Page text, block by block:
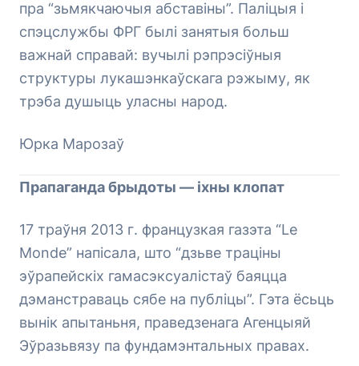
пра “зьмякчаючыя абставіны”. Паліцыя і
спэцслужбы ФРГ былі занятыя больш
важнай справай: вучылі рэпрэсіўныя
структуры лукашэнкаўскага рэжыму, як
трэба душыць уласны народ.
Юрка Марозаў
Прапаганда брыдоты — іхны клопат
17 траўня 2013 г. французкая газэта “Le
Monde” напісала, што “дзьве траціны
эўрапейскіх гамасэксуалістаў баяцца
дэманстраваць сябе на публіцы”. Гэта ёсьць
вынік апытаньня, праведзенага Агенцыяй
Эўразьвязу па фундамэнтальных правах.